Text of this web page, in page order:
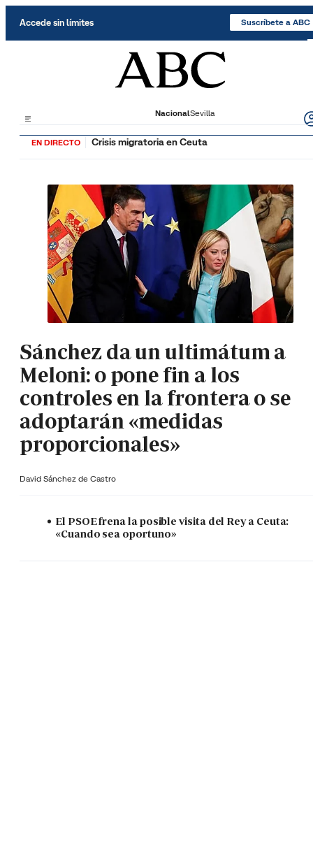
Accede sin límites Suscríbete a ABC
NacionalSevilla
EN DIRECTO Crisis migratoria en Ceuta
Sánchez da un ultimátum a
Meloni: o pone fin a los
controles en la frontera o se
adoptarán «medidas
proporcionales»
David Sánchez de Castro
El PSOE frena la posible visita del Rey a Ceuta:
«Cuando sea oportuno»